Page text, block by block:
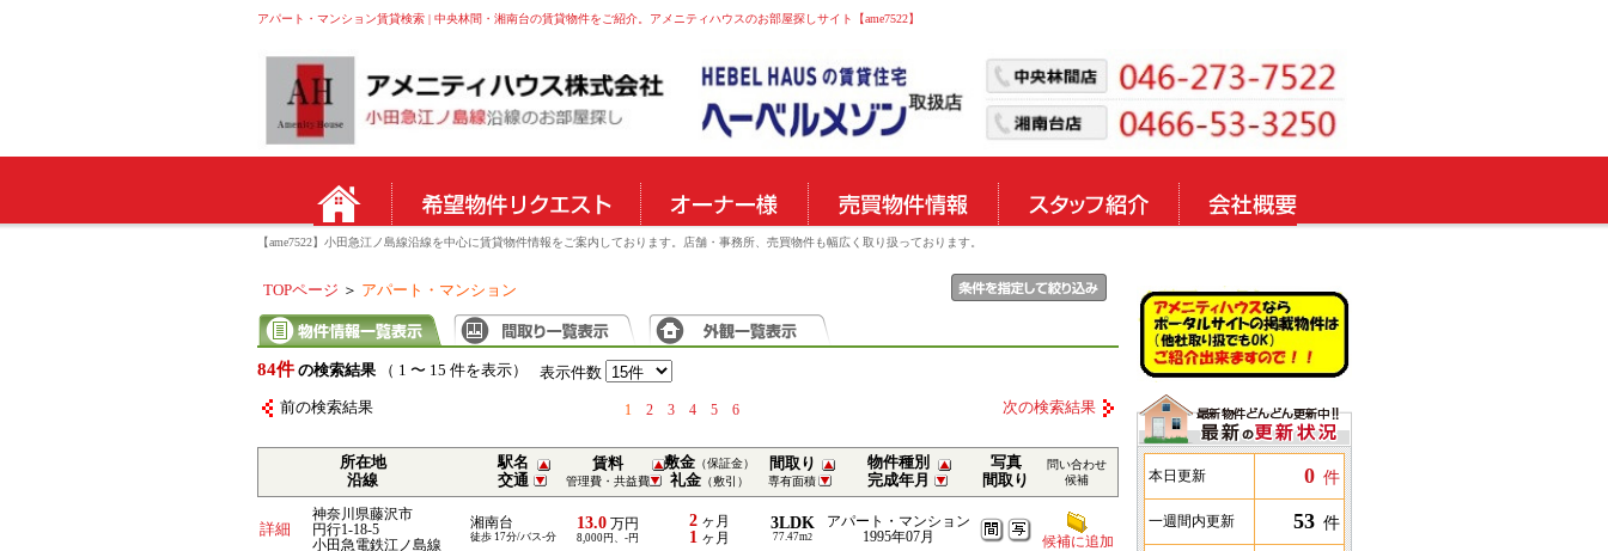
アパート・マンション賃貸検索 | 中央林間・湘南台の賃貸物件をご紹介。アメニティハウスのお部屋探しサイト【ame7522】
【ame7522】小田急江ノ島線沿線を中心に賃貸物件情報をご案内しております。店舗・事務所、売買物件も幅広く取り扱っております。
本日更新 0 件
一週間内更新 53 件
TOPページ ＞ アパート・マンション
84件 の検索結果（ 1 〜 15 件を表示） 表示件数
前の検索結果 1 2 3 4 5 6 次の検索結果
所在地
沿線
駅名
交通
賃料
管理費・共益費
敷金（保証金）
礼金（敷引）
間取り
専有面積
物件種別
完成年月
写真
間取り
問い合わせ
候補
詳細
神奈川県藤沢市
円行1-18-5
小田急電鉄江ノ島線
湘南台
徒歩 17分/バス-分
13.0 万円
8,000円、-円
2ヶ月
1 ヶ月
3LDK
77.47m2
アパート・マンション
1995年07月
候補に追加